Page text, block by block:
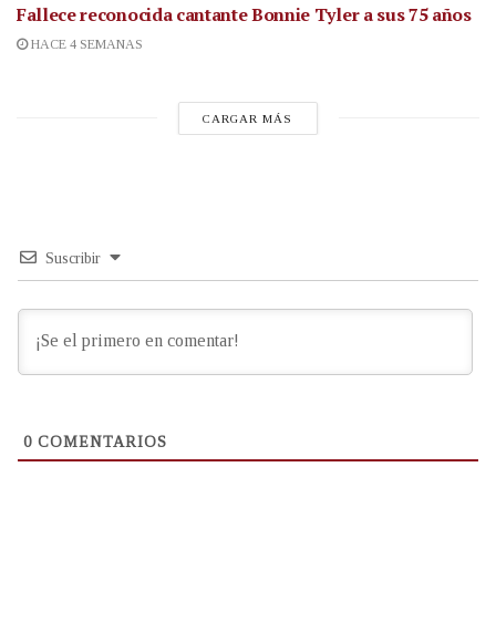
Fallece reconocida cantanteBonnie Tyler a sus 75 años
HACE 4 SEMANAS
CARGAR MÁS
Suscribir
0 COMENTARIOS